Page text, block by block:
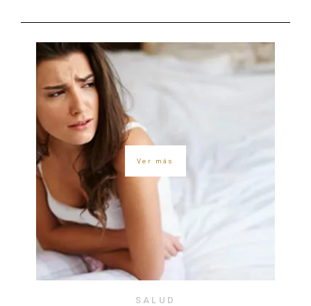
Ver más
SALUD